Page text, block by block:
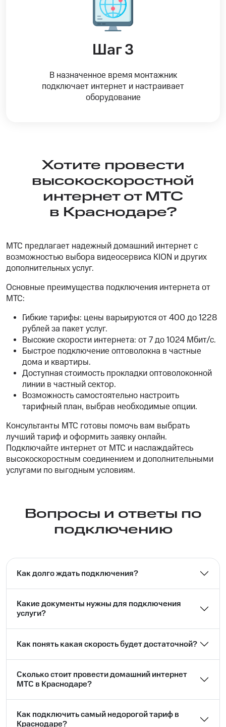
Шаг 3
В назначенное время монтажник
подключает интернет и настраивает
оборудование
Хотите провести
высокоскоростной
интернет от МТС
в Краснодаре?
МТС предлагает надежный домашний интернет с
возможностью выбора видеосервиса KION и других
дополнительных услуг.
Основные преимущества подключения интернета от
МТС:
Гибкие тарифы: цены варьируются от 400 до 1228
рублей за пакет услуг.
Высокие скорости интернета: от 7 до 1024 Мбит/с.
Быстрое подключение оптоволокна в частные
дома и квартиры.
Доступная стоимость прокладки оптоволоконной
линии в частный сектор.
Возможность самостоятельно настроить
тарифный план, выбрав необходимые опции.
Консультанты МТС готовы помочь вам выбрать
лучший тариф и оформить заявку онлайн.
Подключайте интернет от МТС и наслаждайтесь
высокоскоростным соединением и дополнительными
услугами по выгодным условиям.
Вопросы и ответы по
подключению
Как долго ждать подключения?
Какие документы нужны для подключения
услуги?
Как понять какая скорость будет достаточной?
Сколько стоит провести домашний интернет
МТС в Краснодаре?
Как подключить самый недорогой тариф в
Краснодаре?